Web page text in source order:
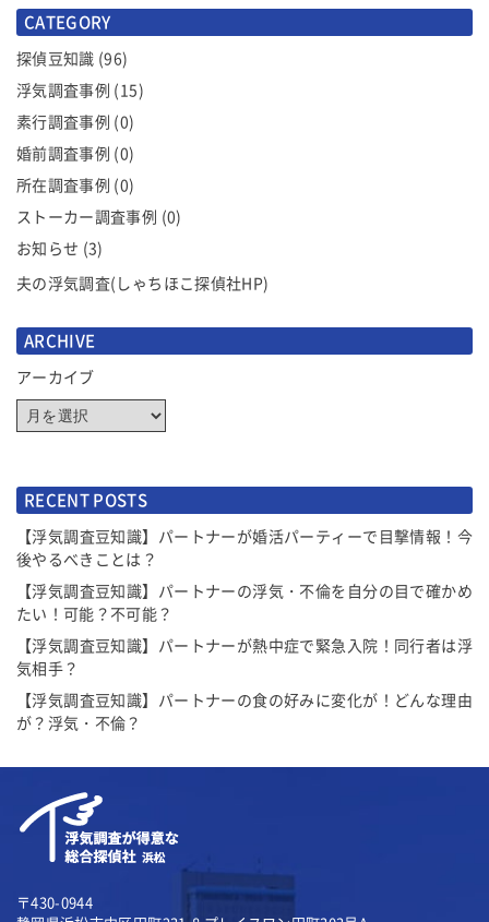
ゲ
ー
シ
ョ
ン
CATEGORY
探偵豆知識 (96)
浮気調査事例 (15)
素行調査事例 (0)
婚前調査事例 (0)
所在調査事例 (0)
ストーカー調査事例 (0)
お知らせ (3)
夫の浮気調査(しゃちほこ探偵社HP)
ARCHIVE
アーカイブ
RECENT POSTS
【浮気調査豆知識】パートナーが婚活パーティーで目撃情報！今
後やるべきことは？
【浮気調査豆知識】パートナーの浮気・不倫を自分の目で確かめ
たい！可能？不可能？
【浮気調査豆知識】パートナーが熱中症で緊急入院！同行者は浮
気相手？
【浮気調査豆知識】パートナーの食の好みに変化が！どんな理由
が？浮気・不倫？
〒430-0944